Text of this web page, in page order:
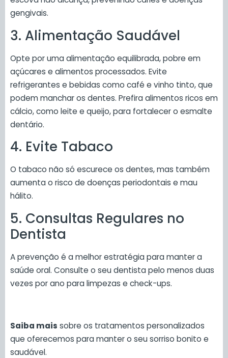
gengivais.
3. Alimentação Saudável
Opte por uma alimentação equilibrada, pobre em
açúcares e alimentos processados. Evite
refrigerantes e bebidas como café e vinho tinto, que
podem manchar os dentes. Prefira alimentos ricos em
cálcio, como leite e queijo, para fortalecer o esmalte
dentário.
4. Evite Tabaco
O tabaco não só escurece os dentes, mas também
aumenta o risco de doenças periodontais e mau
hálito.
5. Consultas Regulares no
Dentista
A prevenção é a melhor estratégia para manter a
saúde oral. Consulte o seu dentista pelo menos duas
vezes por ano para limpezas e check-ups.
Saiba mais sobre os tratamentos personalizados
que oferecemos para manter o seu sorriso bonito e
saudável.